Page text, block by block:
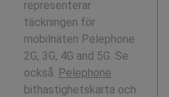
representerar
täckningen för
mobilnäten Pelephone
2G, 3G, 4G and 5G. Se
också: Pelephone
bithastighetskarta och